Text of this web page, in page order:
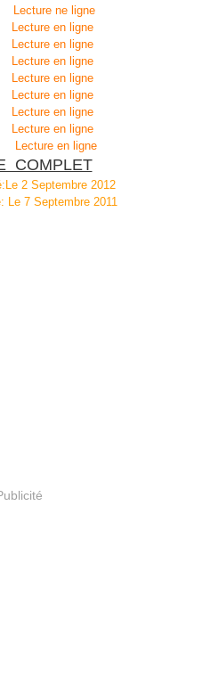
Lecture ne ligne
Lecture en ligne
Lecture en ligne
Lecture en ligne
Lecture en ligne
Lecture en ligne
Lecture en ligne
Lecture en ligne
Lecture en ligne
COMPLET
2 Septembre 2012
Le 7 Septembre 2011